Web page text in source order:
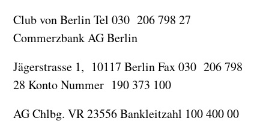
Club von Berlin Tel 030 206 798 27
Commerzbank AG Berlin
Jägerstrasse 1, 10117 Berlin Fax 030 206 798
28 Konto Nummer 190 373 100
AG Chlbg. VR 23556 Bankleitzahl 100 400 00